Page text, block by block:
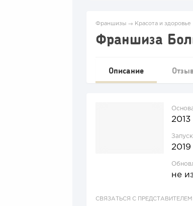
Франшизы → Красота и здоровье
Франшиза
Описание
2013
2019
не
СВЯЗАТЬСЯ С